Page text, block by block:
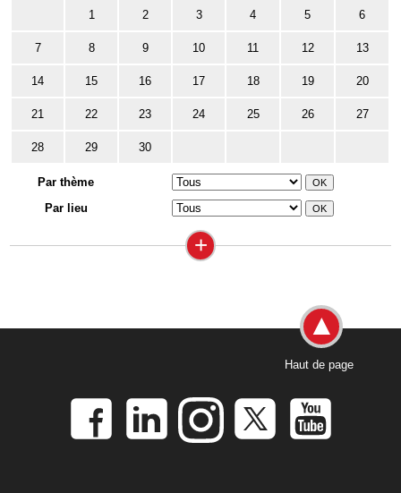
1 2 3 4 5 6
7 8 9 10 11 12 13
14 15 16 17 18 19 20
21 22 23 24 25 26 27
28 29 30
Par thème
Par lieu
+
Haut de page